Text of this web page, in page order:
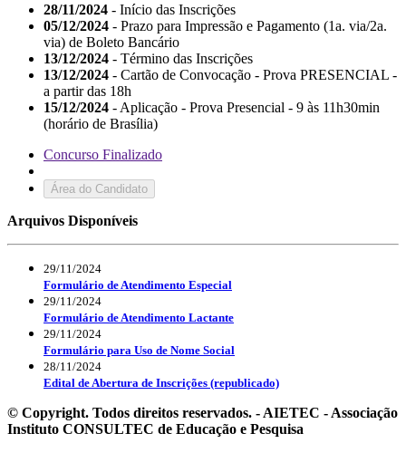
28/11/2024 - Início das Inscrições
05/12/2024 - Prazo para Impressão e Pagamento (1a. via/2a.
via) de Boleto Bancário
13/12/2024 - Término das Inscrições
13/12/2024 - Cartão de Convocação - Prova PRESENCIAL -
a partir das 18h
15/12/2024 - Aplicação - Prova Presencial - 9 às 11h30min
(horário de Brasília)
Concurso Finalizado
Área do Candidato
Arquivos Disponíveis
29/11/2024
Formulário de Atendimento Especial
29/11/2024
Formulário de Atendimento Lactante
29/11/2024
Formulário para Uso de Nome Social
28/11/2024
Edital de Abertura de Inscrições (republicado)
© Copyright. Todos direitos reservados. - AIETEC - Associação
Instituto CONSULTEC de Educação e Pesquisa